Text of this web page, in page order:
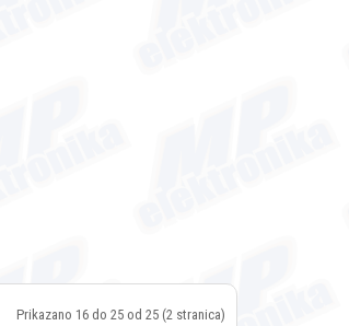
Prikazano 16 do 25 od 25 (2 stranica)